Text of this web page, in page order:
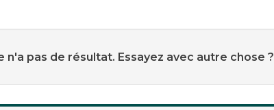
n'a pas de résultat. Essayez avec autre chose ?